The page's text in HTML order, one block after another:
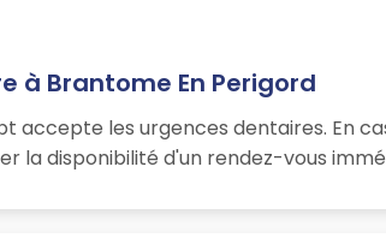
à Brantome En Perigord
accepte les urgences dentaires. En
la disponibilité d'un rendez-vous